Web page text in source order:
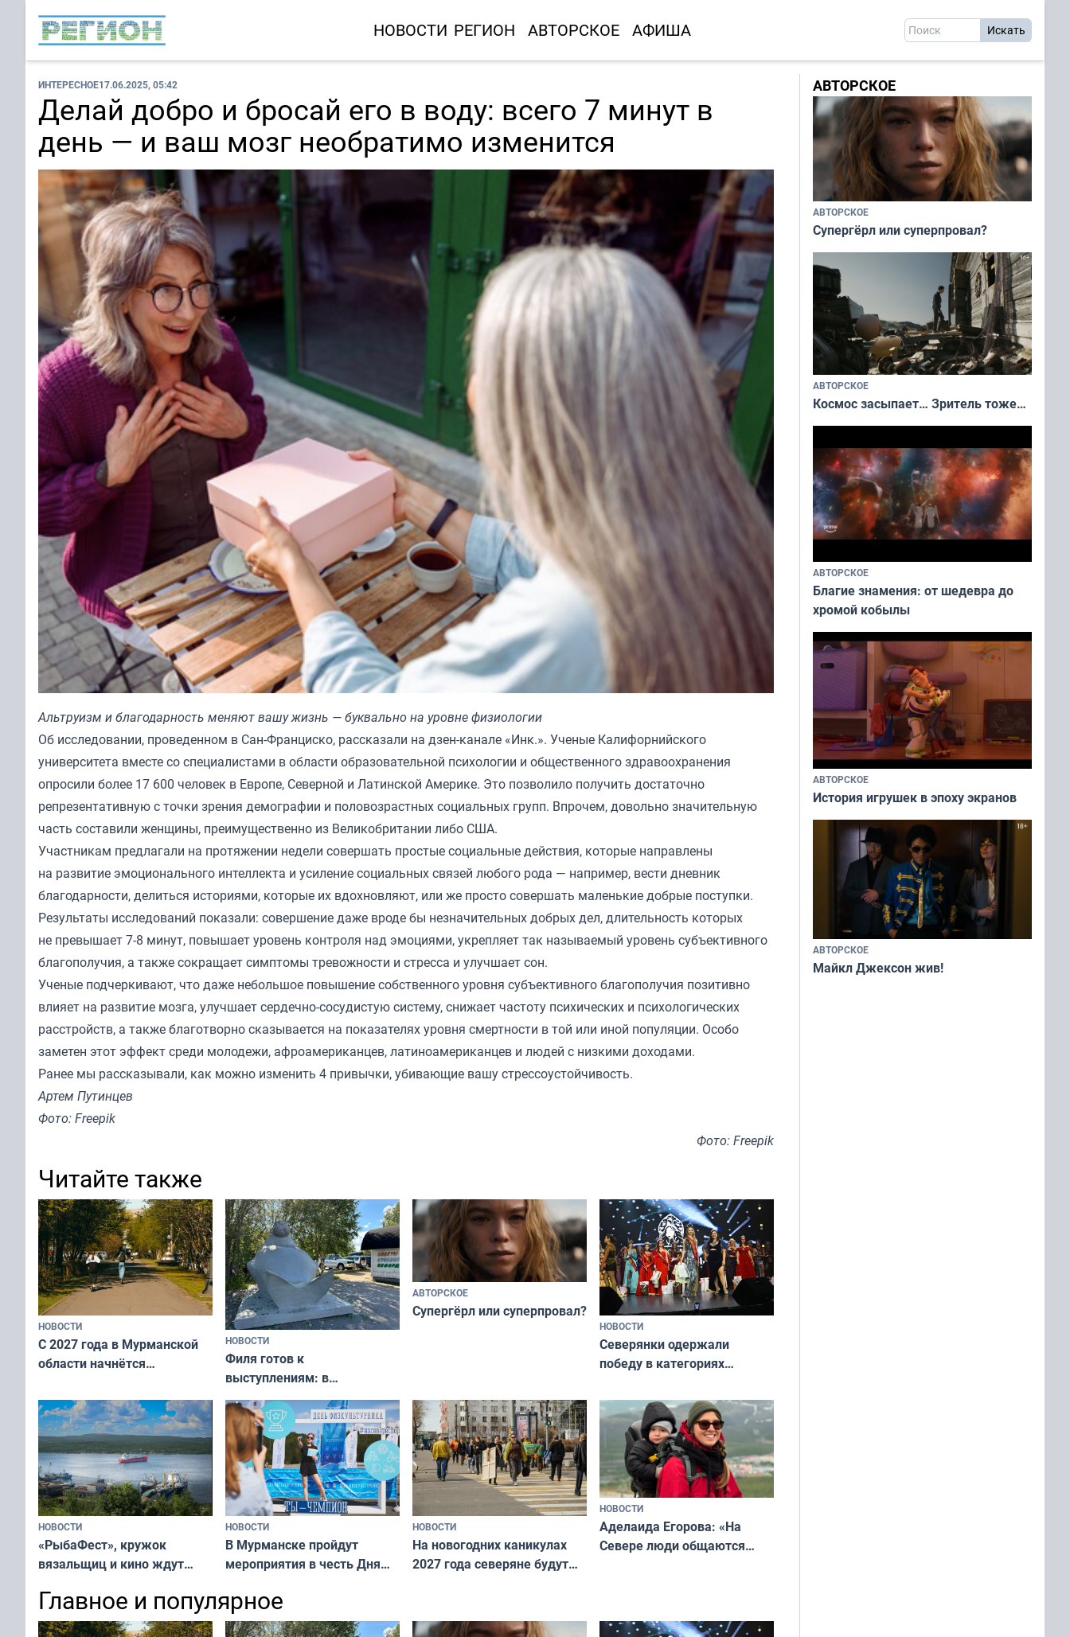
НОВОСТИ РЕГИОН АВТОРСКОЕ АФИША
ИНТЕРЕСНОЕ17.06.2025, 05:42
Делай добро и бросай его в воду: всего 7 минут в
день — и ваш мозг необратимо изменится
Альтруизм и благодарность меняют вашу жизнь — буквально на уровне физиологии
Об исследовании, проведенном в Сан-Франциско, рассказали на дзен-канале «Инк.». Ученые Калифорнийского
университета вместе со специалистами в области образовательной психологии и общественного здравоохранения
опросили более 17 600 человек в Европе, Северной и Латинской Америке. Это позволило получить достаточно
репрезентативную с точки зрения демографии и половозрастных социальных групп. Впрочем, довольно значительную
часть составили женщины, преимущественно из Великобритании либо США.
Участникам предлагали на протяжении недели совершать простые социальные действия, которые направлены
на развитие эмоционального интеллекта и усиление социальных связей любого рода — например, вести дневник
благодарности, делиться историями, которые их вдохновляют, или же просто совершать маленькие добрые поступки.
Результаты исследований показали: совершение даже вроде бы незначительных добрых дел, длительность которых
не превышает 7-8 минут, повышает уровень контроля над эмоциями, укрепляет так называемый уровень субъективного
благополучия, а также сокращает симптомы тревожности и стресса и улучшает сон.
Ученые подчеркивают, что даже небольшое повышение собственного уровня субъективного благополучия позитивно
влияет на развитие мозга, улучшает сердечно-сосудистую систему, снижает частоту психических и психологических
расстройств, а также благотворно сказывается на показателях уровня смертности в той или иной популяции. Особо
заметен этот эффект среди молодежи, афроамериканцев, латиноамериканцев и людей с низкими доходами.
Ранее мы рассказывали, как можно изменить 4 привычки, убивающие вашу стрессоустойчивость.
Артем Путинцев
Фото: Freepik
Фото: Freepik
Читайте также
НОВОСТИ
С 2027 года в Мурманской
области начнётся
подростков от ВПЧ
НОВОСТИ
Филя готов к
выступлениям: в
мурманском океанариуме
рассказали о состоянии
тюленей
АВТОРСКОЕ
Супергёрл или суперпровал?
НОВОСТИ
Северянки одержали
победу в категориях
«Мисс и Миссис Великая
Русь»
НОВОСТИ
«РыбаФест», кружок
вязальщиц и кино ждут
НОВОСТИ
В Мурманске пройдут
мероприятия в честь Дня
НОВОСТИ
На новогодних каникулах
2027 года северяне будут
НОВОСТИ
Аделаида Егорова: «На
Севере люди общаются
Главное и популярное
АВТОРСКОЕ
АВТОРСКОЕ
Супергёрл или суперпровал?
АВТОРСКОЕ
Космос засыпает… Зритель тоже…
АВТОРСКОЕ
Благие знамения: от шедевра до
хромой кобылы
АВТОРСКОЕ
История игрушек в эпоху экранов
АВТОРСКОЕ
Майкл Джексон жив!